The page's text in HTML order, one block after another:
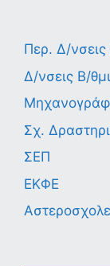
Περ. Δ/
Δ/νσεις Β/
Σχ.
ΣΕΠ
ΕΚΦΕ